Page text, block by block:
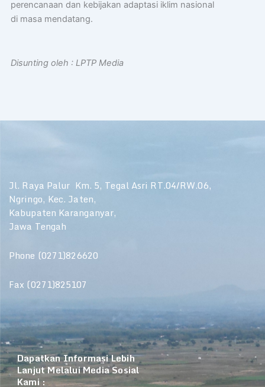
perencanaan dan kebijakan adaptasi iklim nasional
di masa mendatang.
Disunting oleh : LPTP Media
Jl. Raya Palur Km. 5, Tegal Asri RT.04/RW.06,
Ngringo, Kec. Jaten,
Kabupaten Karanganyar,
Jawa Tengah
Phone (0271)826620
Fax (0271)825107
Dapatkan Informasi Lebih
Lanjut Melalui Media Sosial
Kami :